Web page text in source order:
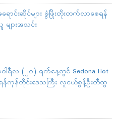
င်းဆိုင်များ ဖွံဖြိုးတိုးတက်လာစေရန်
ျားအသင်း
ဝါရီလ (၂၀) ရက်နေ့တွင် Sedona Hot
ရန်ကုန်တိုင်းဒေသကြီး လူငယ်စွန့်ဦးတီထွ